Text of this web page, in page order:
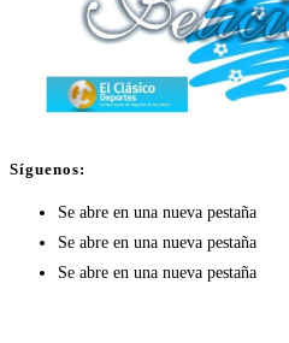
Síguenos:
Se abre en una nueva pestaña
Se abre en una nueva pestaña
Se abre en una nueva pestaña